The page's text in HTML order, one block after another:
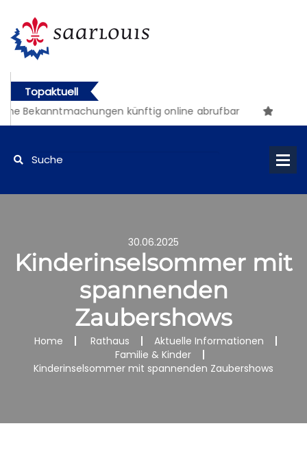
Topaktuell
Bekanntmachungen künftig online abrufbar
30.06.2025
Kinderinselsommer mit
spannenden
Zaubershows
Home Rathaus
Aktuelle Informationen
Familie & Kinder
Kinderinselsommer mit spannenden Zaubershows